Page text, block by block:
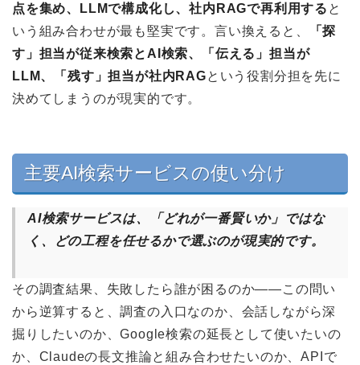
点を集め、LLMで構成化し、社内RAGで再利用する と
いう組み合わせが最も堅実です。言い換えると、
「探
す」担当が従来検索とAI検索、「伝える」担当が
LLM、「残す」担当が社内RAGという役割分担を先に
決めてしまうのが現実的です。
主要AI検索サービスの使い分け
AI検索サービスは、「どれが一番賢いか」ではな
く、どの工程を任せるかで選ぶのが現実的です。
その調査結果、失敗したら誰が困るのか――この問い
から逆算すると、調査の入口なのか、会話しながら深
掘りしたいのか、Google検索の延長として使いたいの
か、Claudeの長文推論と組み合わせたいのか、APIで